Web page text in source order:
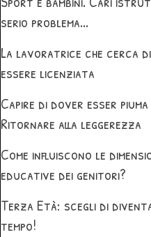
serio problema...
La lavoratrice che cerca
essere licenziata
Capire di dover esser
Ritornare alla leggerezza
Come influiscono le
educative dei genitori?
Terza Età: scegli di
tempo!